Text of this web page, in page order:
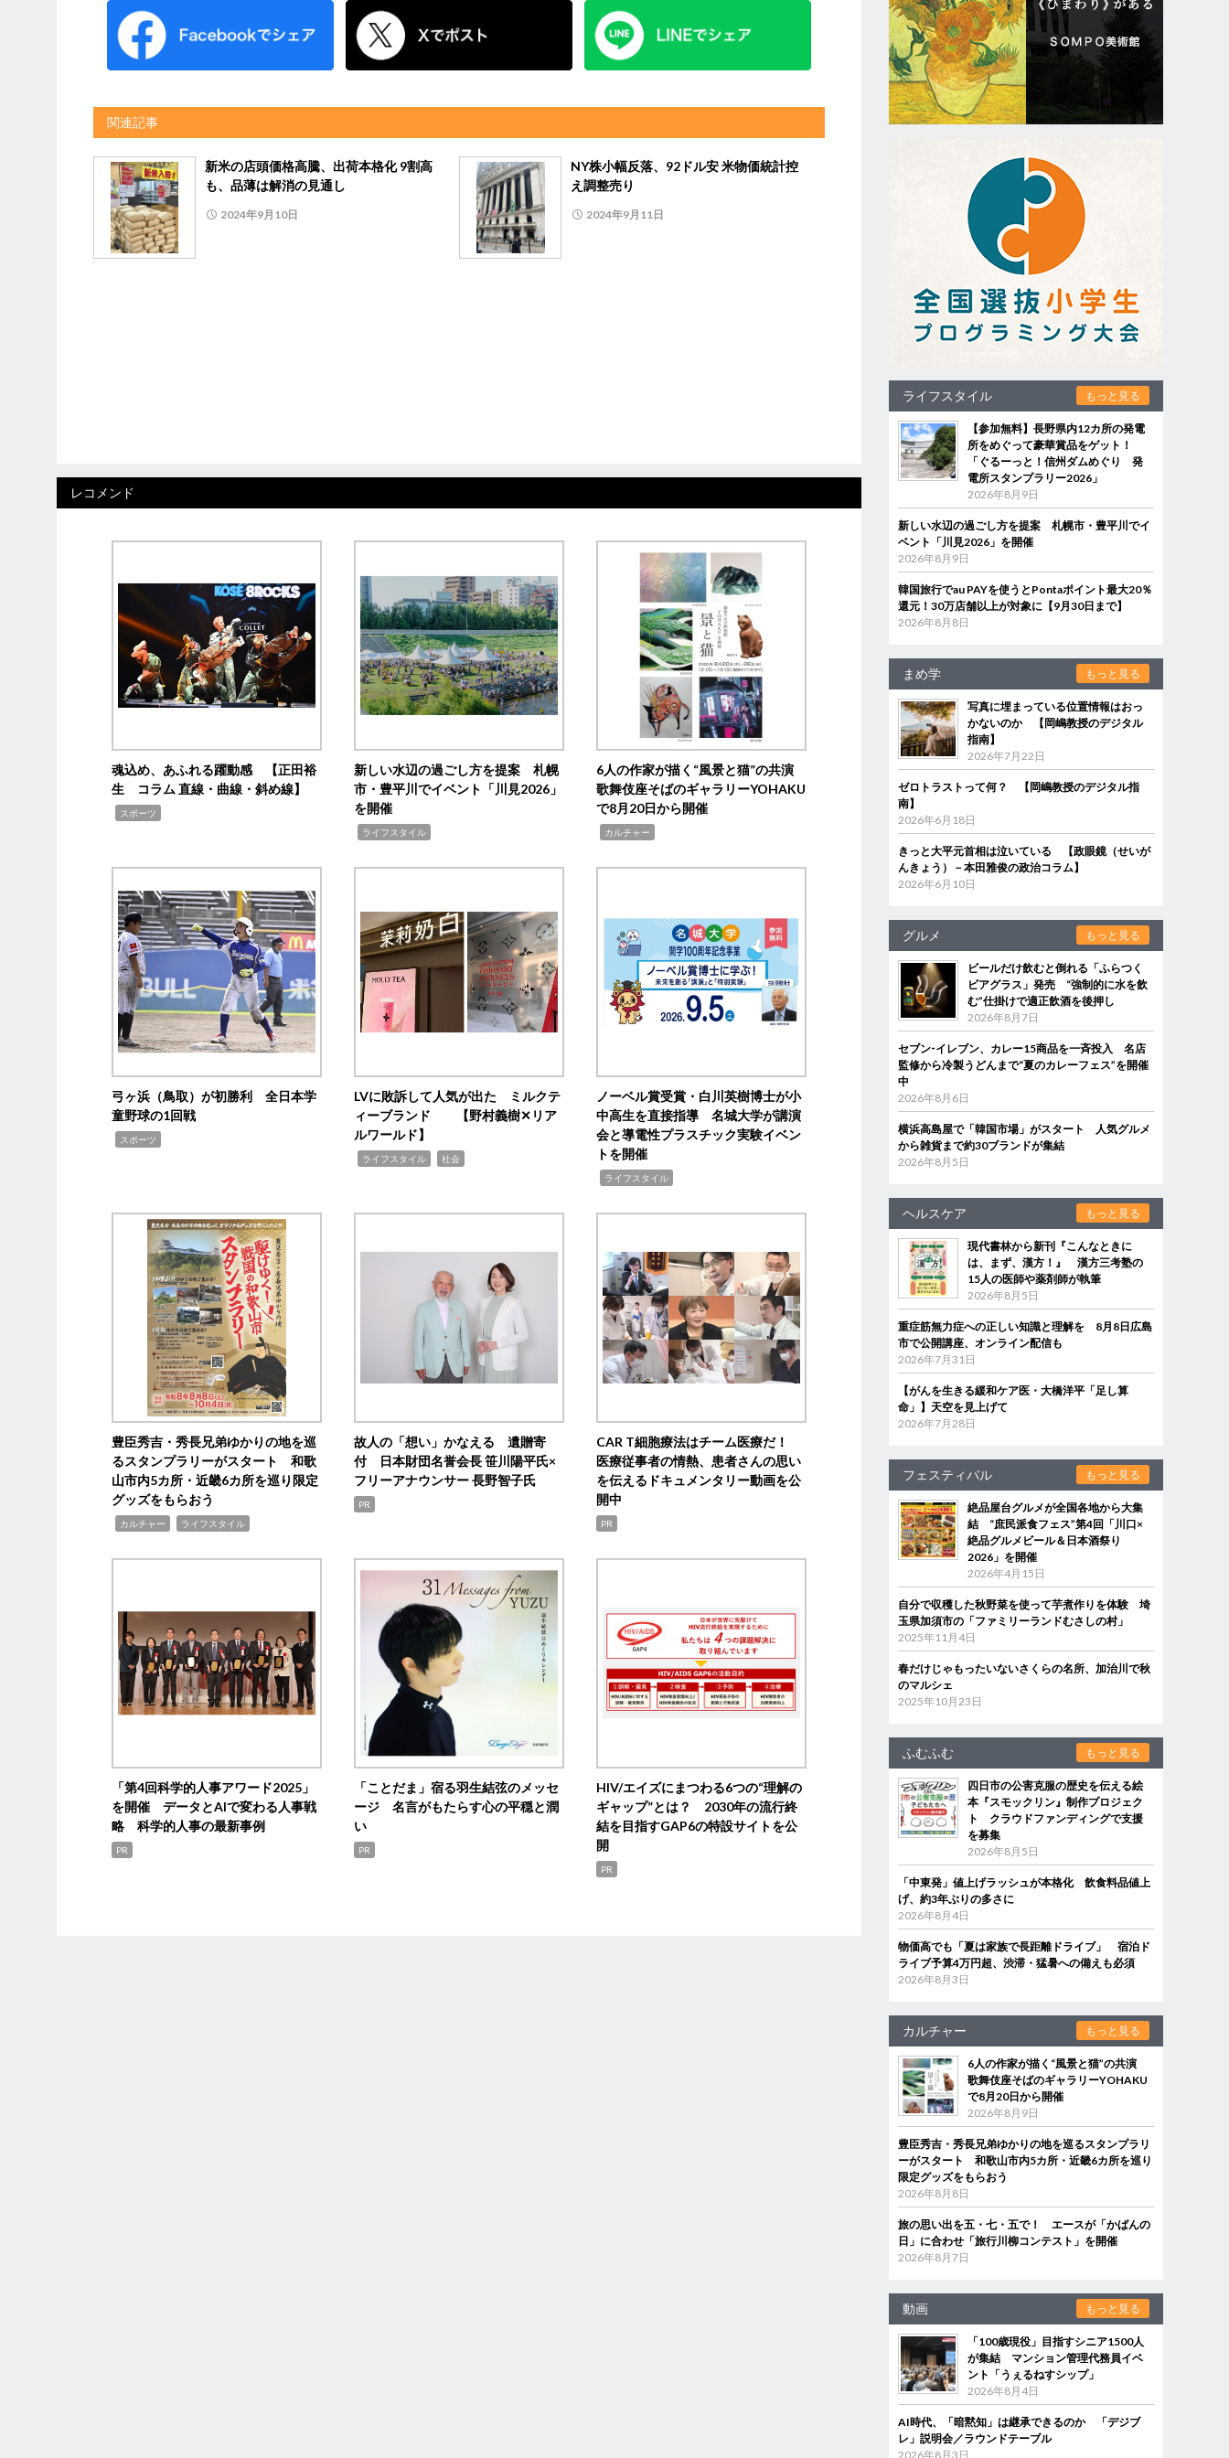
関連記事
新米の店頭価格高騰、出荷本格化 9割高
も、品薄は解消の見通し
2024年9月10日
NY株小幅反落、92ドル安 米物価統計控
え調整売り
2024年9月11日
レコメンド
魂込め、あふれる躍動感 【正田裕
生 コラム 直線・曲線・斜め線】
スポーツ
新しい水辺の過ごし方を提案 札幌
市・豊平川でイベント「川見2026」
を開催
ライフスタイル
6人の作家が描く“風景と猫”の共演
歌舞伎座そばのギャラリーYOHAKU
で8月20日から開催
カルチャー
弓ヶ浜（鳥取）が初勝利 全日本学
童野球の1回戦
スポーツ
LVに敗訴して人気が出た ミルクテ
ィーブランド 【野村義樹✕リア
ルワールド】
ライフスタイル 社会
ノーベル賞受賞・白川英樹博士が小
中高生を直接指導 名城大学が講演
会と導電性プラスチック実験イベン
トを開催
ライフスタイル
豊臣秀吉・秀長兄弟ゆかりの地を巡
るスタンプラリーがスタート 和歌
山市内5カ所・近畿6カ所を巡り限定
グッズをもらおう
カルチャー ライフスタイル
故人の「想い」かなえる 遺贈寄
付 日本財団名誉会長 笹川陽平氏×
フリーアナウンサー 長野智子氏
PR
CAR T細胞療法はチーム医療だ！
医療従事者の情熱、患者さんの思い
を伝えるドキュメンタリー動画を公
開中
PR
「第4回科学的人事アワード2025」
を開催 データとAIで変わる人事戦
略 科学的人事の最新事例
PR
「ことだま」宿る羽生結弦のメッセ
ージ 名言がもたらす心の平穏と潤
い
PR
HIV/エイズにまつわる6つの“理解の
ギャップ”とは？ 2030年の流行終
結を目指すGAP6の特設サイトを公
開
PR
ライフスタイル もっと見る
【参加無料】長野県内12カ所の発電
所をめぐって豪華賞品をゲット！
「ぐるーっと！信州ダムめぐり 発
電所スタンプラリー2026」
2026年8月9日
新しい水辺の過ごし方を提案 札幌市・豊平川でイ
ベント「川見2026」を開催
2026年8月9日
韓国旅行でau PAYを使うとPontaポイント最大20％
還元！30万店舗以上が対象に【9月30日まで】
2026年8月8日
まめ学 もっと見る
写真に埋まっている位置情報はおっ
かないのか 【岡嶋教授のデジタル
指南】
2026年7月22日
ゼロトラストって何？ 【岡嶋教授のデジタル指
南】
2026年6月18日
きっと大平元首相は泣いている 【政眼鏡（せいが
んきょう）－本田雅俊の政治コラム】
2026年6月10日
グルメ もっと見る
ビールだけ飲むと倒れる「ふらつく
ビアグラス」発売 “強制的に水を飲
む”仕掛けで適正飲酒を後押し
2026年8月7日
セブン‐イレブン、カレー15商品を一斉投入 名店
監修から冷製うどんまで“夏のカレーフェス”を開催
中
2026年8月6日
横浜高島屋で「韓国市場」がスタート 人気グルメ
から雑貨まで約30ブランドが集結
2026年8月5日
ヘルスケア もっと見る
現代書林から新刊『こんなときに
は、まず、漢方！』 漢方三考塾の
15人の医師や薬剤師が執筆
2026年8月5日
重症筋無力症への正しい知識と理解を 8月8日広島
市で公開講座、オンライン配信も
2026年7月31日
【がんを生きる緩和ケア医・大橋洋平「足し算
命」】天空を見上げて
2026年7月28日
フェスティバル もっと見る
絶品屋台グルメが全国各地から大集
結 “庶民派食フェス”第4回「川口×
絶品グルメビール＆日本酒祭り
2026」を開催
2026年4月15日
自分で収穫した秋野菜を使って芋煮作りを体験 埼
玉県加須市の「ファミリーランドむさしの村」
2025年11月4日
春だけじゃもったいないさくらの名所、加治川で秋
のマルシェ
2025年10月23日
ふむふむ もっと見る
四日市の公害克服の歴史を伝える絵
本『スモックリン』制作プロジェク
ト クラウドファンディングで支援
を募集
2026年8月5日
「中東発」値上げラッシュが本格化 飲食料品値上
げ、約3年ぶりの多さに
2026年8月4日
物価高でも「夏は家族で長距離ドライブ」 宿泊ド
ライブ予算4万円超、渋滞・猛暑への備えも必須
2026年8月3日
カルチャー もっと見る
6人の作家が描く“風景と猫”の共演
歌舞伎座そばのギャラリーYOHAKU
で8月20日から開催
2026年8月9日
豊臣秀吉・秀長兄弟ゆかりの地を巡るスタンプラリ
ーがスタート 和歌山市内5カ所・近畿6カ所を巡り
限定グッズをもらおう
2026年8月8日
旅の思い出を五・七・五で！ エースが「かばんの
日」に合わせ「旅行川柳コンテスト」を開催
2026年8月7日
動画 もっと見る
「100歳現役」目指すシニア1500人
が集結 マンション管理代務員イベ
ント「うぇるねすシップ」
2026年8月4日
AI時代、「暗黙知」は継承できるのか 「デジブ
レ」説明会／ラウンドテーブル
2026年8月3日